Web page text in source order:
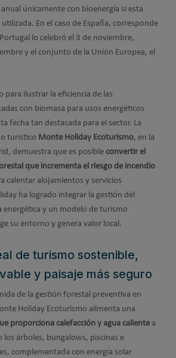
únicamente con bioenergía si esta
En el caso de España, corresponde
lo celebró el 3 de noviembre,
y el conjunto de la Unión Europea, el
para ilustrar la eficiencia de las
con biomasa para usos energéticos
fecha tan destacada para el sector. La
turístico Monte Holiday Ecoturismo, en la
demuestra que es posible convertir el
que incrementa el riesgo de incendio
calentar alojamientos y servicios
ha logrado integrar la gestión del
y un modelo de turismo
su entorno y genera valor local.
de turismo sostenible,
y paisaje más seguro
de la gestión forestal preventiva en
Holiday Ecoturismo alimenta una
proporciona calefacción y agua calientea
los árboles, bungalows, piscinas e
complementada con energía solar